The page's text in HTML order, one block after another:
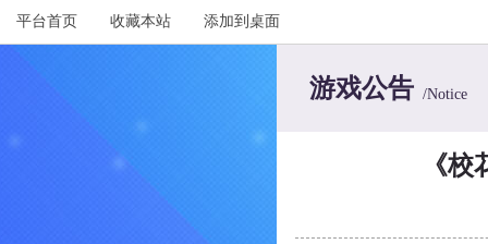
游戏公告 /Notice
《
平台首页 收藏本站 添加到桌面